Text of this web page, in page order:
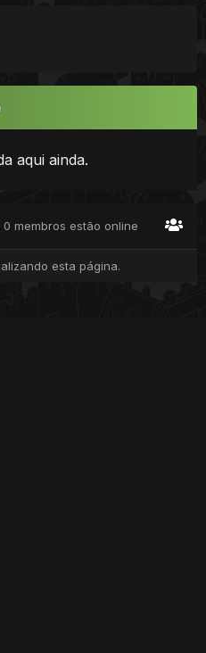
aqui ainda.
0 membros estão online
esta página.